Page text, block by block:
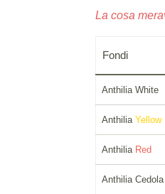
La cosa
Fondi
Anthilia White
Anthilia Yellow
Anthilia Red
Anthilia Cedola